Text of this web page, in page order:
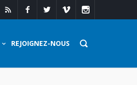
REJOIGNEZ-NOUS